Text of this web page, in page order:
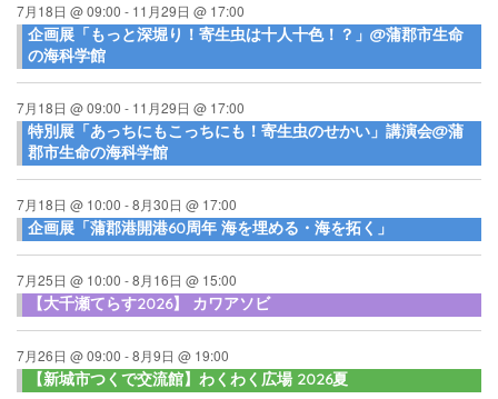
7月18日 @ 09:00 - 11月29日 @ 17:00
企画展「もっと深堀り！寄生虫は十人十色！？」@蒲郡市生命
の海科学館
7月18日 @ 09:00 - 11月29日 @ 17:00
特別展「あっちにもこっちにも！寄生虫のせかい」講演会@蒲
郡市生命の海科学館
7月18日 @ 10:00 -8月30日 @ 17:00
企画展「蒲郡港開港60周年 海を埋める・海を拓く」
7月25日 @ 10:00 -8月16日 @ 15:00
【大千瀬てらす2026】 カワアソビ
7月26日 @ 09:00 -8月9日 @ 19:00
【新城市つくで交流館】わくわく広場 2026夏